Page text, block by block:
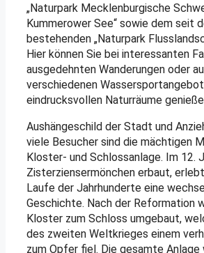
„Naturpark Mecklenburgische
Kummerower See“ sowie dem seit
bestehenden „Naturpark
Hier können Sie bei interessanten
ausgedehnten Wanderungen oder
verschiedenen
eindrucksvollen Naturräume
Aushängeschild der Stadt und
viele Besucher sind die mächtigen
Kloster- und Schlossanlage. Im 12.
Zisterziensermönchen erbaut,
Laufe der Jahrhunderte eine
Geschichte. Nach der Reformation
Kloster zum Schloss umgebaut,
des zweiten Weltkrieges einem
zum Opfer fiel. Die gesamte